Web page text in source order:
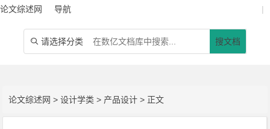
论文综述网 导航 |
 请选择分类 搜文档
论文综述网 >设计学类 > 产品设计 > 正文